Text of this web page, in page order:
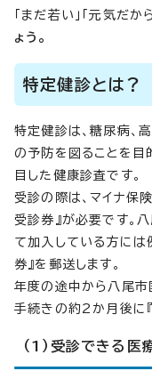
「まだ若い」「元気だか
ょう。
特定健診とは？
特定健診は、糖尿病、
の予防を図ることを目
目した健康診査です。
受診の際は、マイナ保
受診券』が必要です。
て加入している方に
券』を郵送します。
年度の途中から八尾市
手続きの約2か月後に
（1）受診できる医